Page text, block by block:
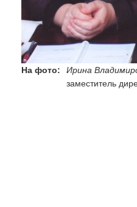
На фото: Ирина
заместитель